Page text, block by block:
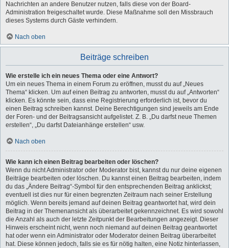
Nachrichten an andere Benutzer nutzen, falls diese von der Board-
Administration freigeschaltet wurde. Diese Maßnahme soll den Missbrauch
dieses Systems durch Gäste verhindern.
Nach oben
Beiträge schreiben
Wie erstelle ich ein neues Thema oder eine Antwort?
Um ein neues Thema in einem Forum zu eröffnen, musst du auf „Neues
Thema“ klicken. Um auf einen Beitrag zu antworten, musst du auf „Antworten“
klicken. Es könnte sein, dass eine Registrierung erforderlich ist, bevor du
einen Beitrag schreiben kannst. Deine Berechtigungen sind jeweils am Ende
der Foren- und der Beitragsansicht aufgelistet. Z. B. „Du darfst neue Themen
erstellen“, „Du darfst Dateianhänge erstellen“ usw.
Nach oben
Wie kann ich einen Beitrag bearbeiten oder löschen?
Wenn du nicht Administrator oder Moderator bist, kannst du nur deine eigenen
Beiträge bearbeiten oder löschen. Du kannst einen Beitrag bearbeiten, indem
du das „Ändere Beitrag“-Symbol für den entsprechenden Beitrag anklickst;
eventuell ist dies nur für einen begrenzten Zeitraum nach seiner Erstellung
möglich. Wenn bereits jemand auf deinen Beitrag geantwortet hat, wird dein
Beitrag in der Themenansicht als überarbeitet gekennzeichnet. Es wird sowohl
die Anzahl als auch der letzte Zeitpunkt der Bearbeitungen angezeigt. Dieser
Hinweis erscheint nicht, wenn noch niemand auf deinen Beitrag geantwortet
hat oder wenn ein Administrator oder Moderator deinen Beitrag überarbeitet
hat. Diese können jedoch, falls sie es für nötig halten, eine Notiz hinterlassen,